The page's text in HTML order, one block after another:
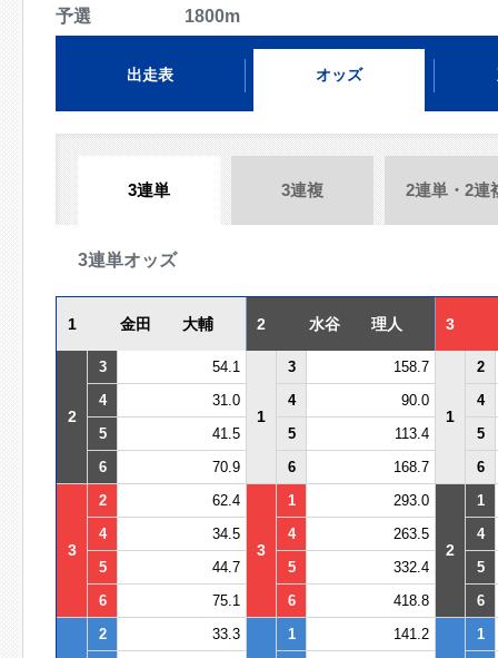
予選 1800m
出走表 オッズ
3連単 3連複 2連単・2連
3連単オッズ
1 金田 大輔 2 水谷 理人 3
2
3 54.1
1
3 158.7
1
2
4
31.0 4 90.0
4
5
41.5 5 113.4
5
6
70.9 6 168.7 6
3
2 62.4
3
1 293.0
2
1
4
34.5 4 263.5
4
5
44.7 5 332.4
5
6
75.1 6 418.8 6
2 33.3 1 141.2
1